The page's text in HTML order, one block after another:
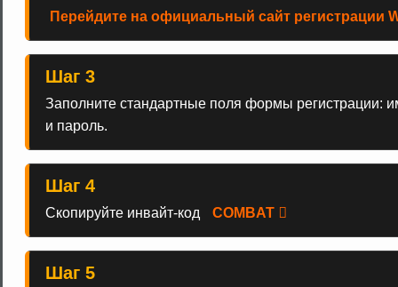
Перейдите на официальный сайт регистрации
Шаг 3
Заполните стандартные поля формы регистрации:
и пароль.
Шаг 4
Скопируйте инвайт-код COMBAT
Шаг 5